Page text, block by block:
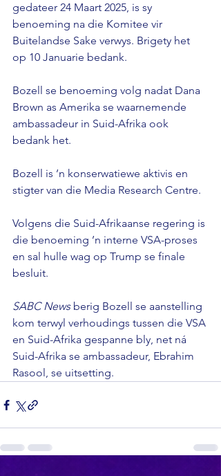
gedateer 24 Maart 2025, is sy
benoeming na die Komitee vir
Buitelandse Sake verwys. Brigety het
op 10 Januarie bedank.
Bozell se benoeming volg nadat Dana
Brown as Amerika se waarnemende
ambassadeur in Suid-Afrika ook
bedank het.
Bozell is ’n konserwatiewe aktivis en
stigter van die Media Research Centre.
Volgens die Suid-Afrikaanse regering is
die benoeming ’n interne VSA-proses
en sal hulle wag op Trump se finale
besluit.
SABC News berig Bozell se aanstelling
kom terwyl verhoudings tussen die VSA
en Suid-Afrika gespanne bly, net ná
Suid-Afrika se ambassadeur, Ebrahim
Rasool, se uitsetting.